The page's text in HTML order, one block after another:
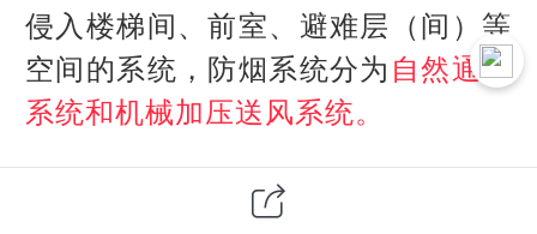
侵入楼梯间、前室、避难层（间）等
空间的系统，防烟系统分为 自然通风
系统和机械加压送风系统。
2.排烟系统：采用自然排烟或机械